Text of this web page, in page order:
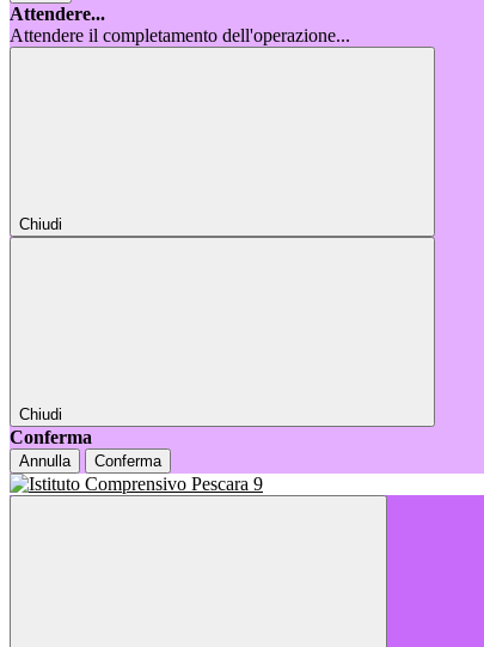
Attendere...
Attendere il completamento dell'operazione...
Chiudi
Chiudi
Conferma
Annulla Conferma